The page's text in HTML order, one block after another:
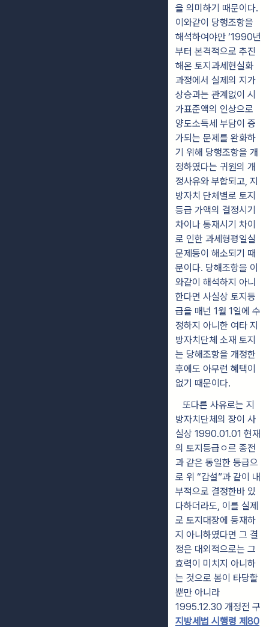
을 의미하기 때문이다.
이와같이 당행조항을
해석하여야만 ‘1990년
부터 본격적으로 추진
해온 토지과세현실화
과정에서 실제의 지가
상승과는 관계없이 시
가표준액의 인상으로
양도소득세 부담이 증
가되는 문제를 완화하
기 위해 당행조항을 개
정하였다는 귀원의 개
정사유와 부합되고, 지
방자치 단체별로 토지
등급 가액의 결정시기
차이나 통재시기 차이
로 인한 과세형평일실
문제등이 해소되기 때
문이다. 당해조항을 이
와같이 해석하지 아니
한다면 사실상 토지등
급을 매년 1월 1일에 수
정하지 아니한 여타 지
방자치단체 소재 토지
는 당해조항을 개정한
후에도 아무런 혜택이
없기 때문이다.
또다른 사유로는 지
방자치단체의 장이 사
실상 1990.01.01 현재
의 토지등급ㅇ르 종전
과 같은 동일한 등급으
로 위 “갑설”과 같이 내
부적으로 결정한바 있
다하더라도, 이를 실제
로 토지대장에 등재하
지 아니하였다면 그 결
정은 대외적으로는 그
효력이 미치지 아니하
는 것으로 봄이 타당할
뿐만 아니라
1995.12.30 개정전 구
지방세법 시행령 제80